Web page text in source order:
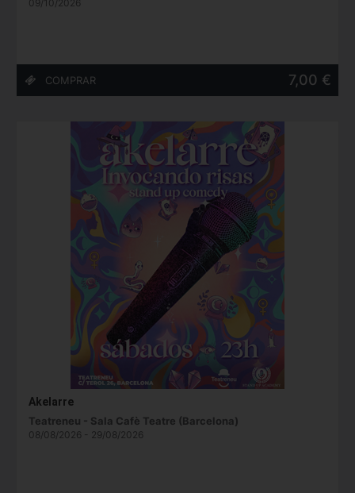
09/10/2026
7,00 €
Akelarre
Teatreneu - Sala Cafè Teatre (Barcelona)
08/08/2026 - 29/08/2026